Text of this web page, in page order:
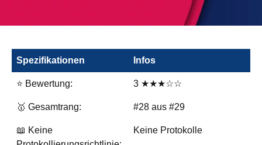
Spezifikationen Infos
⭐ Bewertung: 3 ★★★☆☆
🥇 Gesamtrang: #28 aus #29
📖 Keine
Keine Protokolle